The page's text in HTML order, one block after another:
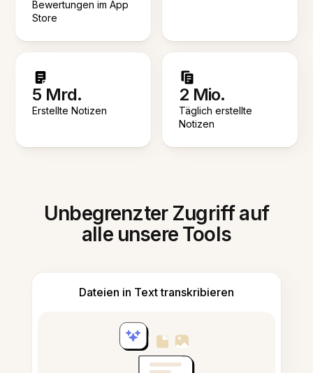
Bewertungen im App
Store
5 Mrd.
Erstellte Notizen
2 Mio.
Täglich erstellte
Notizen
Unbegrenzter Zugriff auf
alle unsere Tools
Dateien in Text transkribieren